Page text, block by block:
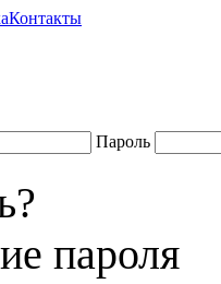
Контакты
Пароль
пароля